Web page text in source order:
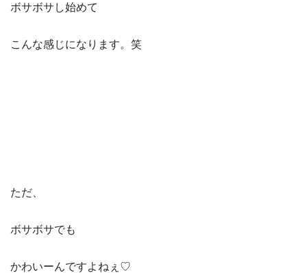
ボサボサし始めて
こんな感じになります。笑
ただ、
ボサボサでも
かわいーんですよねぇ♡